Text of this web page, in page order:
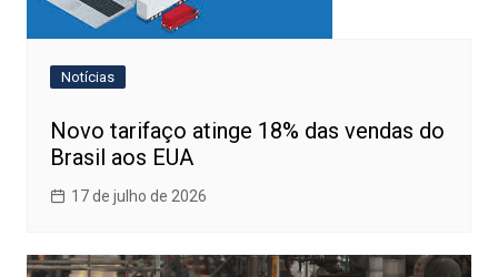
Notícias
Novo tarifaço atinge 18% das vendas do
Brasil aos EUA
17 de julho de 2026